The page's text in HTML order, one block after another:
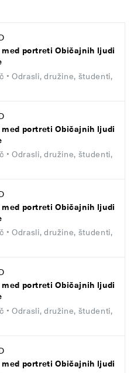
med portreti Običajnih ljudi
• Odrasli, družine, študenti,
med portreti Običajnih ljudi
• Odrasli, družine, študenti,
med portreti Običajnih ljudi
• Odrasli, družine, študenti,
med portreti Običajnih ljudi
• Odrasli, družine, študenti,
med portreti Običajnih ljudi